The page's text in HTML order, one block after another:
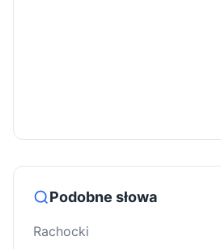
Podobne słowa
Rachocki